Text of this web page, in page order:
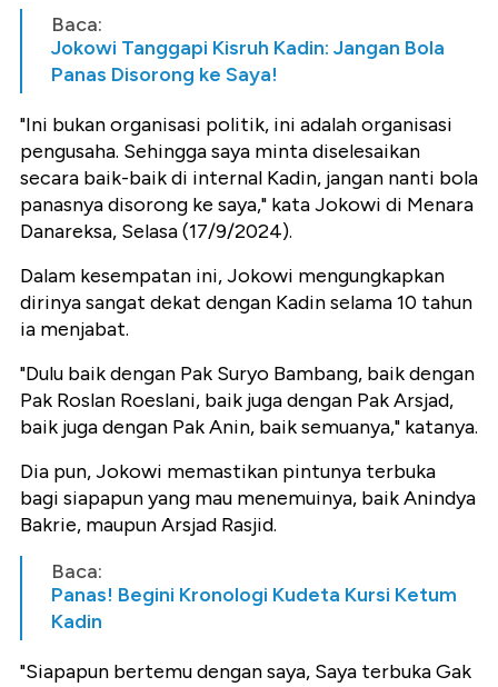
Baca:
Jokowi Tanggapi Kisruh Kadin: Jangan Bola
Panas Disorong ke Saya!
"Ini bukan organisasi politik, ini adalah organisasi
pengusaha. Sehingga saya minta diselesaikan
secara baik-baik di internal Kadin, jangan nanti bola
panasnya disorong ke saya," kata Jokowi di Menara
Danareksa, Selasa (17/9/2024).
Dalam kesempatan ini, Jokowi mengungkapkan
dirinya sangat dekat dengan Kadin selama 10 tahun
ia menjabat.
"Dulu baik dengan Pak Suryo Bambang, baik dengan
Pak Roslan Roeslani, baik juga dengan Pak Arsjad,
baik juga dengan Pak Anin, baik semuanya," katanya.
Dia pun, Jokowi memastikan pintunya terbuka
bagi siapapun yang mau menemuinya, baik Anindya
Bakrie, maupun Arsjad Rasjid.
Baca:
Panas! Begini Kronologi Kudeta Kursi Ketum
Kadin
"Siapapun bertemu dengan saya, Saya terbuka Gak